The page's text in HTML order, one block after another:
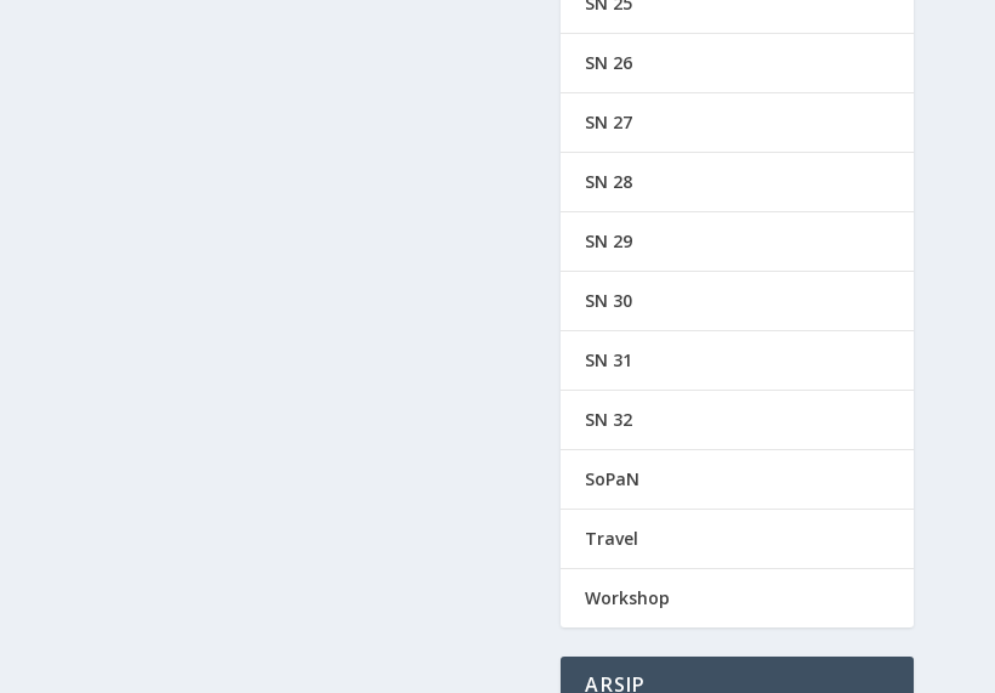
SN 26
SN 27
SN 28
SN 29
SN 30
SN 31
SN 32
SoPaN
Travel
Workshop
ARSIP